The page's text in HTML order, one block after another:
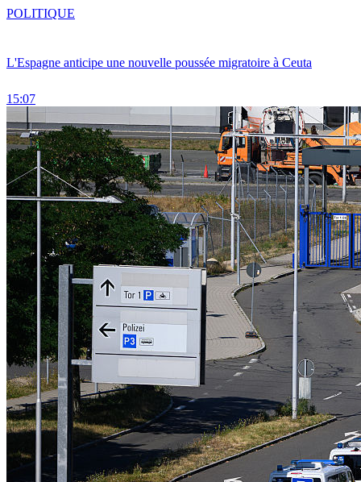
L'Espagne anticipe une nouvelle poussée migratoire à Ceuta
15:07
POLITIQUE